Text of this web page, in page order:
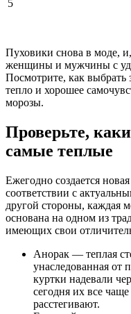
5
Пуховики снова в моде,
женщины и мужчины с
Посмотрите, как
тепло и хорошее
морозы.
Проверьте,
самые теплые
Ежегодно создается
соответствии с
другой стороны, каждая
основана на одном из
имеющих свои
Анорак — теплая
унаследованная от
куртки надевали
сегодня их все
расстегивают.